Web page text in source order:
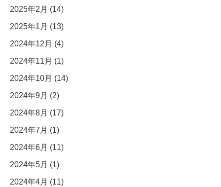
2025年2月 (14)
2025年1月 (13)
2024年12月 (4)
2024年11月 (1)
2024年10月 (14)
2024年9月 (2)
2024年8月 (17)
2024年7月 (1)
2024年6月 (11)
2024年5月 (1)
2024年4月 (11)